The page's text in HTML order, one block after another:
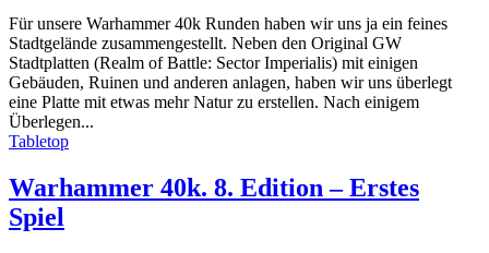
Für unsere Warhammer 40k Runden haben wir uns ja ein feines
Stadtgelände zusammengestellt. Neben den Original GW
Stadtplatten (Realm of Battle: Sector Imperialis) mit einigen
Gebäuden, Ruinen und anderen anlagen, haben wir uns überlegt
eine Platte mit etwas mehr Natur zu erstellen. Nach einigem
Überlegen...
Tabletop
Warhammer 40k. 8. Edition – Erstes
Spiel